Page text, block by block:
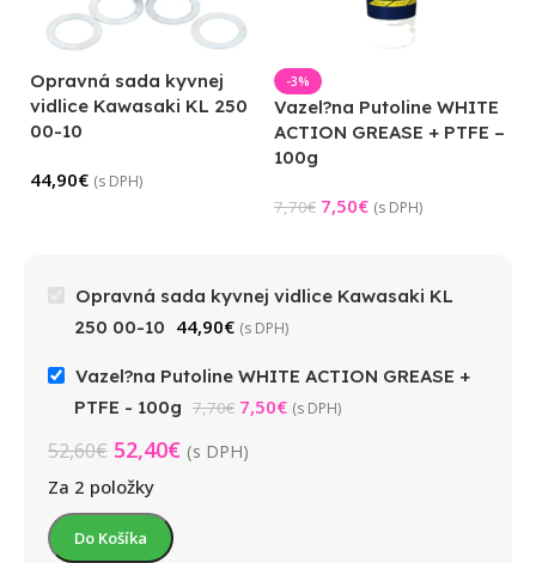
Opravná sada kyvnej
vidlice Kawasaki KL 250
00-10
44,90€ (s DPH)
-3%
Vazel?na Putoline WHITE
ACTION GREASE + PTFE –
100g
7,70€ 7,50€ (s DPH)
Opravná sada kyvnej vidlice Kawasaki KL
250 00-10 44,90€ (s DPH)
Vazel?na Putoline WHITE ACTION GREASE +
PTFE - 100g 7,70€ 7,50€ (s DPH)
52,60€ 52,40€ (s DPH)
Za 2 položky
Do Košíka